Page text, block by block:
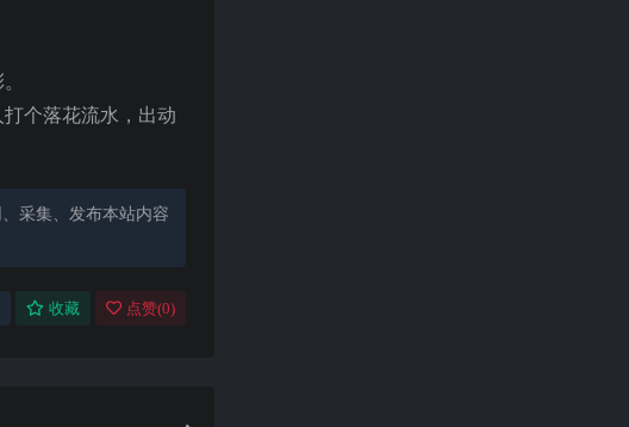
个落花流水，出动
采集、发布本站内容
收藏 点赞(0)